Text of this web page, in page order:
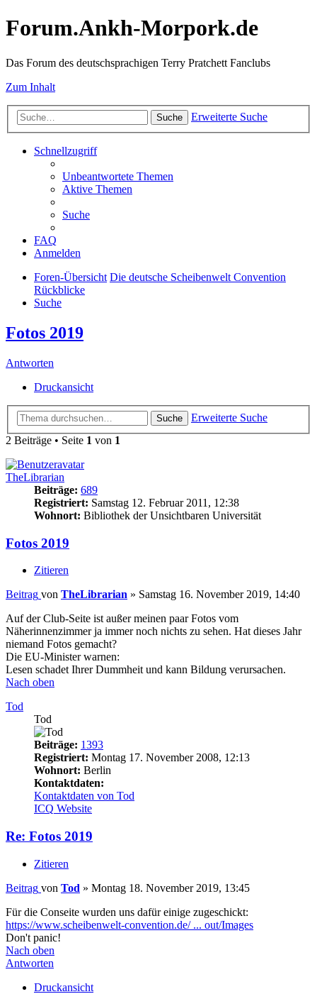
Forum.Ankh-Morpork.de
Das Forum des deutschsprachigen Terry Pratchett Fanclubs
Zum Inhalt
Suche Erweiterte Suche
Schnellzugriff
Unbeantwortete Themen
Aktive Themen
Suche
FAQ
Anmelden
Foren-Übersicht Die deutsche Scheibenwelt Convention
Rückblicke
Suche
Fotos 2019
Antworten
Druckansicht
Suche
Erweiterte Suche
2 Beiträge • Seite 1 von 1
TheLibrarian
Beiträge: 689
Registriert: Samstag 12. Februar 2011, 12:38
Wohnort: Bibliothek der Unsichtbaren Universität
Fotos 2019
Zitieren
Beitrag von TheLibrarian » Samstag 16. November 2019, 14:40
Auf der Club-Seite ist außer meinen paar Fotos vom
Näherinnenzimmer ja immer noch nichts zu sehen. Hat dieses Jahr
niemand Fotos gemacht?
Die EU-Minister warnen:
Lesen schadet Ihrer Dummheit und kann Bildung verursachen.
Nach oben
Tod
Tod
Beiträge: 1393
Registriert: Montag 17. November 2008, 12:13
Wohnort: Berlin
Kontaktdaten:
Kontaktdaten von Tod
ICQ Website
Re: Fotos 2019
Zitieren
Beitrag von Tod » Montag 18. November 2019, 13:45
Für die Conseite wurden uns dafür einige zugeschickt:
https://www.scheibenwelt-convention.de/ ... out/Images
Don't panic!
Nach oben
Antworten
Druckansicht